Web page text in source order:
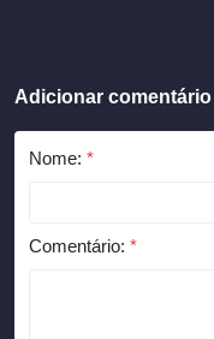
Adicionar comentário
Nome: *
Comentário: *